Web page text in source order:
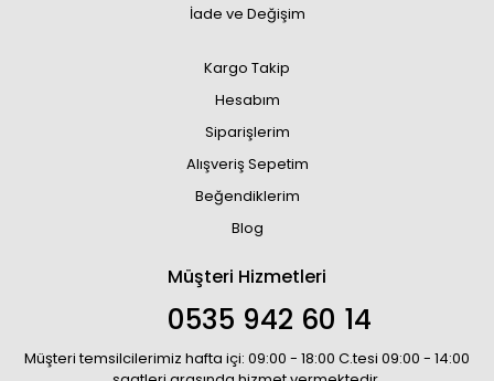
İade ve Değişim
Kargo Takip
Hesabım
Siparişlerim
Alışveriş Sepetim
Beğendiklerim
Blog
Müşteri Hizmetleri
0535 942 60 14
Müşteri temsilcilerimiz hafta içi: 09:00 - 18:00 C.tesi 09:00 - 14:00